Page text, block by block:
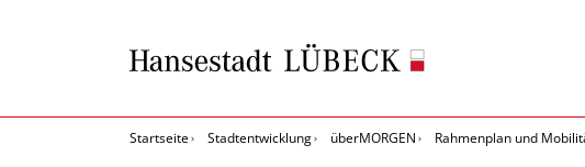
Startseite Stadtentwicklung überMORGEN Rahmenplan und